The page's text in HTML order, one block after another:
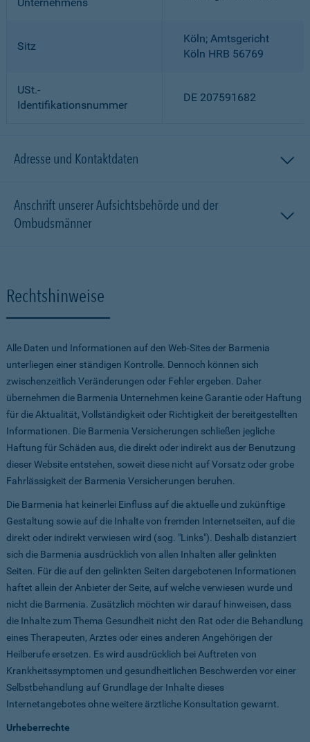
Sitz
Köln; Amtsgericht
Köln HRB 56769
USt.-
Identifikationsnummer
DE 207591682
Adresse und Kontaktdaten
Anschrift unserer Aufsichtsbehörde und der
Ombudsmänner
Rechtshinweise
Alle Daten und Informationen auf den Web-Sites der Barmenia
unterliegen einer ständigen Kontrolle. Dennoch können sich
zwischenzeitlich Veränderungen oder Fehler ergeben. Daher
übernehmen die Barmenia Unternehmen keine Garantie oder Haftung
für die Aktualität, Vollständigkeit oder Richtigkeit der bereitgestellten
Informationen. Die Barmenia Versicherungen schließen jegliche
Haftung für Schäden aus, die direkt oder indirekt aus der Benutzung
dieser Website entstehen, soweit diese nicht auf Vorsatz oder grobe
Fahrlässigkeit der Barmenia Versicherungen beruhen.
Die Barmenia hat keinerlei Einfluss auf die aktuelle und zukünftige
Gestaltung sowie auf die Inhalte von fremden Internetseiten, auf die
direkt oder indirekt verwiesen wird (sog. "Links"). Deshalb distanziert
sich die Barmenia ausdrücklich von allen Inhalten aller gelinkten
Seiten. Für die auf den gelinkten Seiten dargebotenen Informationen
haftet allein der Anbieter der Seite, auf welche verwiesen wurde und
nicht die Barmenia. Zusätzlich möchten wir darauf hinweisen, dass
die Inhalte zum Thema Gesundheit nicht den Rat oder die Behandlung
eines Therapeuten, Arztes oder eines anderen Angehörigen der
Heilberufe ersetzen. Es wird ausdrücklich bei Auftreten von
Krankheitssymptomen und gesundheitlichen Beschwerden vor einer
Selbstbehandlung auf Grundlage der Inhalte dieses
Internetangebotes ohne weitere ärztliche Konsultation gewarnt.
Urheberrechte